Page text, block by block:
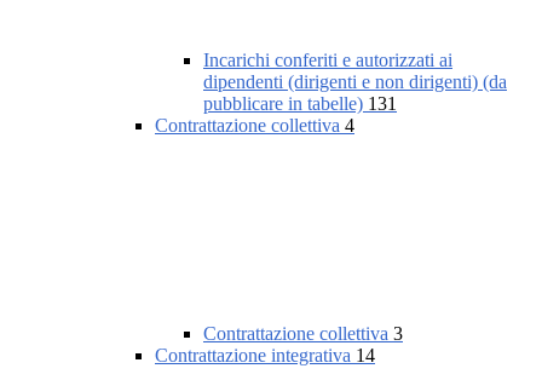
Incarichi conferiti e autorizzati ai
dipendenti (dirigenti e non dirigenti) (da
pubblicare in tabelle) 131
Contrattazione collettiva 4
Contrattazione collettiva 3
Contrattazione integrativa 14